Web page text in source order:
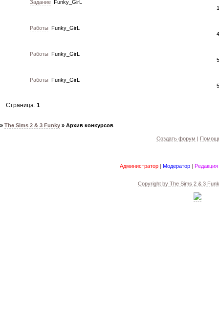
Задание Funky_GirL
1
Работы Funky_GirL
4
Работы Funky_GirL
5
Работы Funky_GirL
5
Страница:1
» The Sims 2 & 3 Funky » Архив конкурсов
Создать форум
Администратор Модератор Редакция
Copyright by The Sims 2 & 3